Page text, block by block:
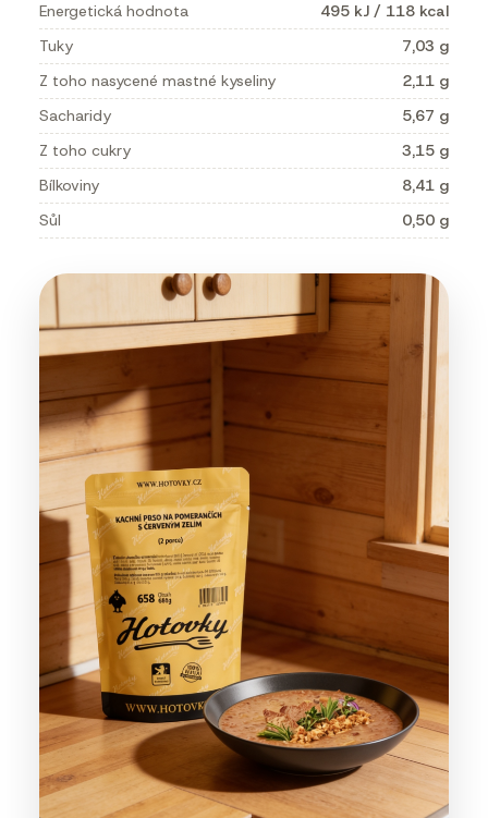
Energetická hodnota
495 kJ / 118 kcal
Tuky
7,03 g
Z toho nasycené mastné kyseliny
2,11 g
Sacharidy
5,67 g
Z toho cukry
3,15 g
Bílkoviny
8,41 g
Sůl
0,50 g